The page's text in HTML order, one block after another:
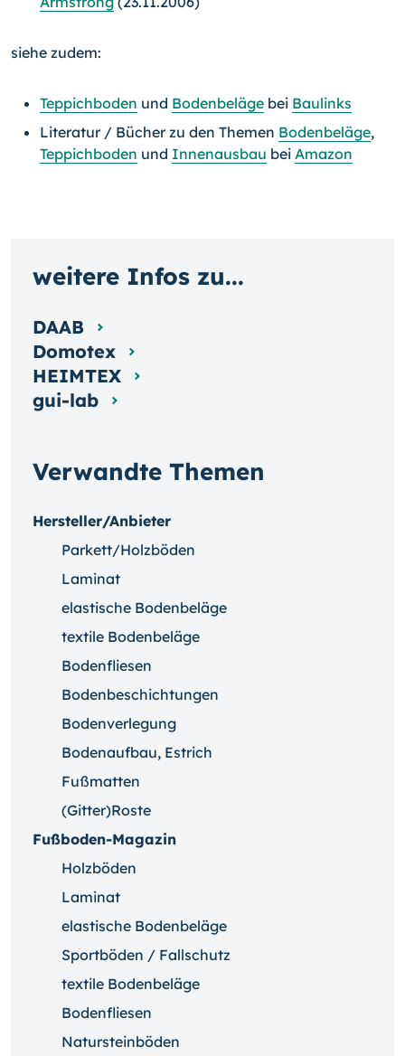
siehe zudem:
Teppichboden und Bodenbeläge bei Baulinks
Literatur / Bücher zu den Themen Bodenbeläge,
Teppichboden und Innenausbau bei Amazon
Verwandte Themen
Hersteller/Anbieter
Parkett/Holzböden
Laminat
elastische Bodenbeläge
textile Bodenbeläge
Bodenfliesen
Bodenbeschichtungen
Bodenverlegung
Bodenaufbau, Estrich
Fußmatten
(Gitter)Roste
Fußboden-Magazin
Holzböden
Laminat
elastische Bodenbeläge
Sportböden / Fallschutz
textile Bodenbeläge
Bodenfliesen
Natursteinböden
weitere Infos zu...
DAAB
Domotex
HEIMTEX
gui-lab